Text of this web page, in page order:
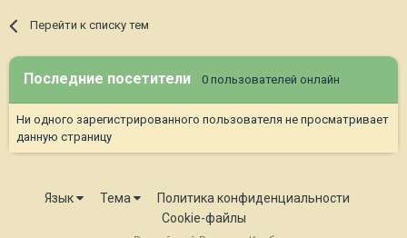
Перейти к списку тем
Последние посетители 0 пользователей онлайн
Ни одного зарегистрированного пользователя не просматривает
данную страницу
Язык Тема
Политика конфиденциальности
Cookie-файлы